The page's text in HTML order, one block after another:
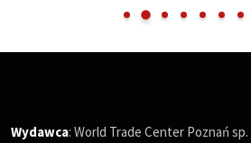
Wydawca: World Trade Center Poznań sp.